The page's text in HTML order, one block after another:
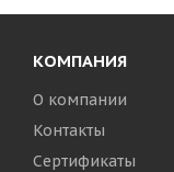
КОМПАНИЯ
О компании
Контакты
Сертификаты